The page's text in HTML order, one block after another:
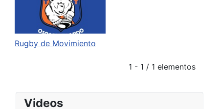
Rugby de Movimiento
1 - 1 / 1 elementos
Videos